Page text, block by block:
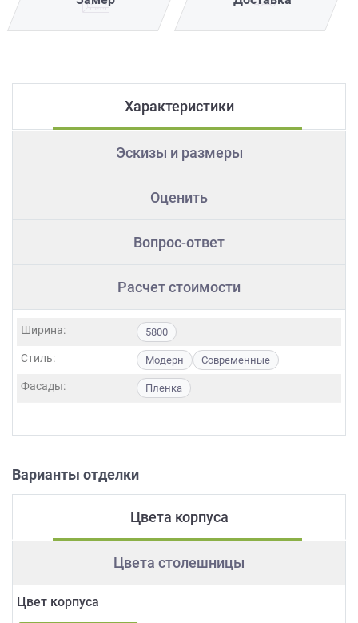
Характеристики
Эскизы и размеры
Оценить
Вопрос-ответ
Расчет стоимости
Ширина: 5800
Стиль: Модерн Современные
Фасады: Пленка
Варианты отделки
Цвета корпуса
Цвета столешницы
Цвет корпуса